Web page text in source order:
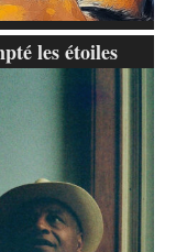
les étoiles